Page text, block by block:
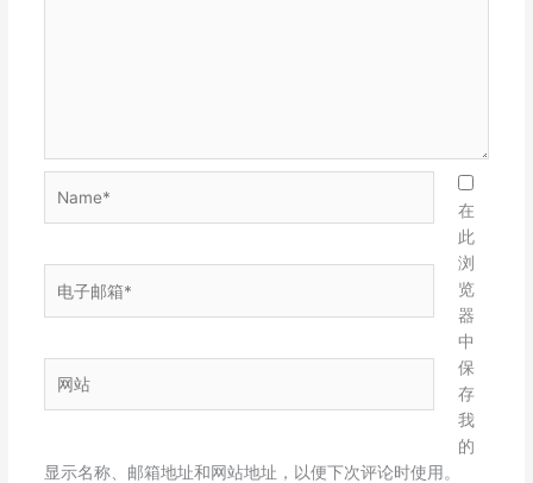
子
箱
站
在
此
浏
览
器
中
保
存
我
的
显示名称、邮箱地址和网站地址，以便下次评论时使用。